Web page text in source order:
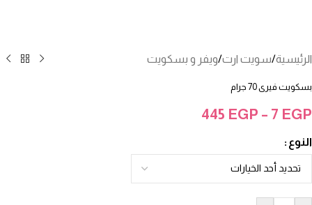
الرئيسية/سويت ارت/ويفر و بسكويت
بسكويت فيرى 70 جرام
7 EGP
–
445 EGP
النوع